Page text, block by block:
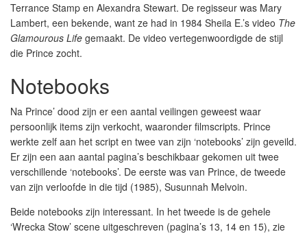
Terrance Stamp en Alexandra Stewart. De regisseur was Mary
Lambert, een bekende, want ze had in 1984 Sheila E.’s video The
Glamourous Life gemaakt. De video vertegenwoordigde de stijl
die Prince zocht.
Notebooks
Na Prince’ dood zijn er een aantal veilingen geweest waar
persoonlijk items zijn verkocht, waaronder filmscripts. Prince
werkte zelf aan het script en twee van zijn ‘notebooks’ zijn geveild.
Er zijn een aan aantal pagina’s beschikbaar gekomen uit twee
verschillende ‘notebooks’. De eerste was van Prince, de tweede
van zijn verloofde in die tijd (1985), Susunnah Melvoin.
Beide notebooks zijn interessant. In het tweede is de gehele
‘Wrecka Stow’ scene uitgeschreven (pagina’s 13, 14 en 15), zie